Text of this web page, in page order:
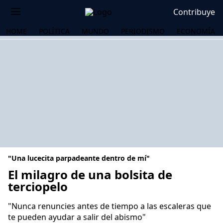
Contribuye
HOME POLÍTICA MUNDO PERIODISMO ECONOMÍA
"Una lucecita parpadeante dentro de mí"
El milagro de una bolsita de
terciopelo
"Nunca renuncies antes de tiempo a las escaleras que
te pueden ayudar a salir del abismo"